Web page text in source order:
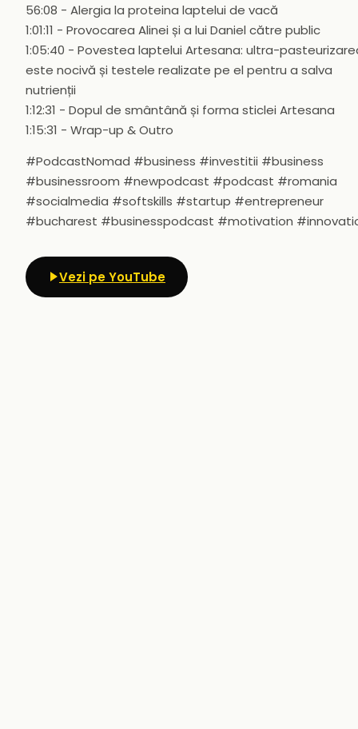
56:08 - Alergia la proteina laptelui de vacă
1:01:11 - Provocarea Alinei și a lui Daniel către public
1:05:40 - Povestea laptelui Artesana: ultra-
este nocivă și testele realizate pe el pentru a salva
nutrienții
1:12:31 - Dopul de smântână și forma sticlei Artesana
1:15:31 - Wrap-up & Outro
#PodcastNomad #business #investitii #business
#businessroom #newpodcast #podcast #romania
#socialmedia #softskills #startup #entrepreneur
#bucharest #businesspodcast #motivation
Vezi pe YouTube